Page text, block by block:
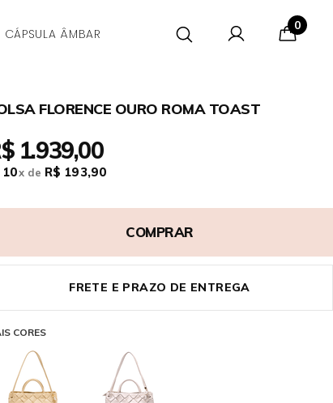
0
CÁPSULA ÂMBAR
FLORENCE OURO ROMA TOAST
1.939,00
10xde R$ 193,90
COMPRAR
FRETE E PRAZO DE ENTREGA
CORES